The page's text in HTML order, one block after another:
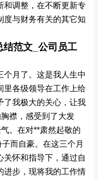
和调整，在不断更新专
度与财务有关的其它知
结范文_公司员工
个月了。这是我人生中
里各级领导在工作上给
了我极大的关心，让我
襟，感受到了大发
。在对**肃然起敬的
而自豪。在这三个月
关怀和指导下，通过自
进步，现将我的工作情